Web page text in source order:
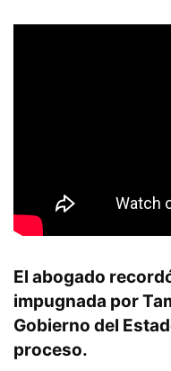
El abogado
impugnada por
Gobierno del
proceso.